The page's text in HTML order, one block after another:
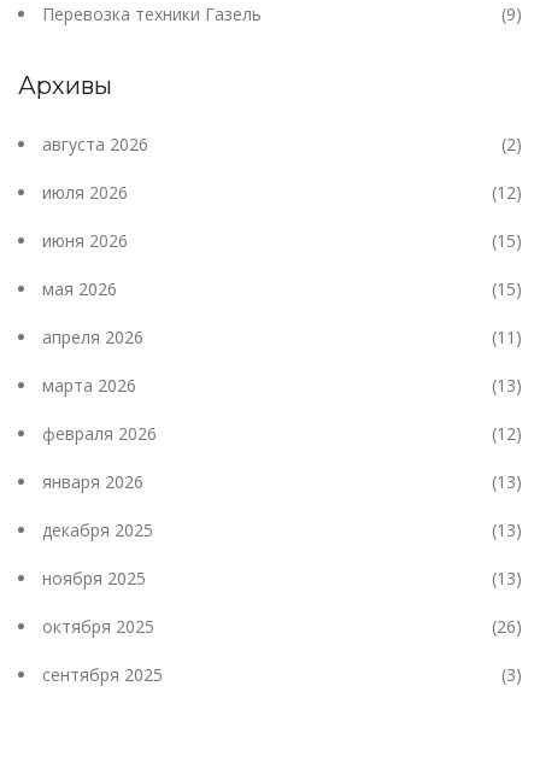
Перевозка техники Газель (9)
Архивы
августа 2026 (2)
июля 2026 (12)
июня 2026 (15)
мая 2026 (15)
апреля 2026 (11)
марта 2026 (13)
февраля 2026 (12)
января 2026 (13)
декабря 2025 (13)
ноября 2025 (13)
октября 2025 (26)
сентября 2025 (3)